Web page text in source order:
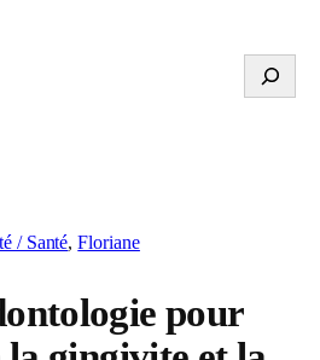
Search
/ Santé, Floriane
pour